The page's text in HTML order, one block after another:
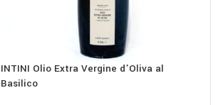
INTINI Olio Extra Vergine d’Oliva al
Basilico